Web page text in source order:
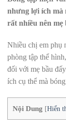
nhưng lợi ích mà
rất nhiều nên mẹ
Nhiều chị em phụ
phòng tập thể
đối với mẹ bầu
ích cụ thể mà
Nội Dung [Hiển